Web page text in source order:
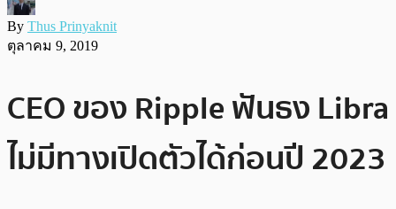
By Thus Prinyaknit
ตุลาคม 9, 2019
CEO ของ Ripple ฟันธง Libra
ไม่มีทางเปิดตัวได้ก่อนปี 2023